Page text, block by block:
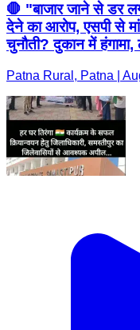
🛑 "बाजार जाने से डर
देने का आरोप, एसपी से
चुनौती? दुकान में
Patna Rural, Patna |